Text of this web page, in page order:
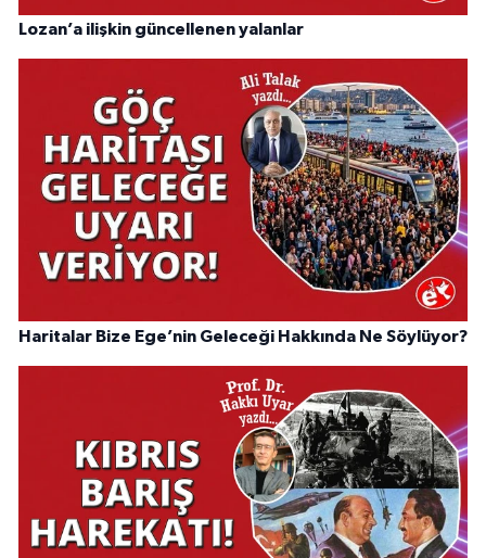
Lozan’a ilişkin güncellenen yalanlar
Haritalar Bize Ege’nin Geleceği Hakkında Ne Söylüyor?